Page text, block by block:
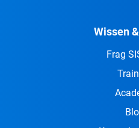
Wissen
Frag